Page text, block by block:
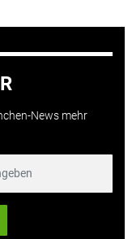
News mehr